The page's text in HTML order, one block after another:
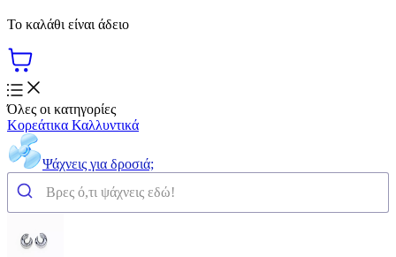
Το καλάθι είναι άδειο
Όλες οι κατηγορίες
Κορεάτικα Καλλυντικά
Ψάχνεις για δροσιά;